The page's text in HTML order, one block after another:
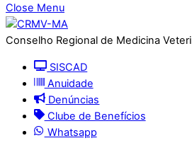
Close Menu
Conselho Regional de Medicina
SISCAD
Anuidade
Denúncias
Clube de Benefícios
Whatsapp